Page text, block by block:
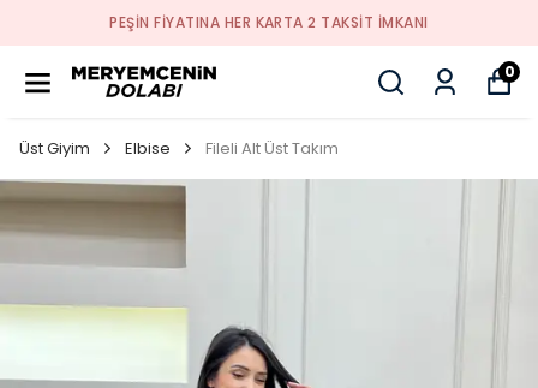
PEŞİN FİYATINA HER KARTA 2 TAKSİT İMKANI
0
Üst Giyim Elbise Fileli Alt Üst Takım